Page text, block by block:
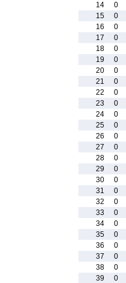
14
0
15
0
16
0
17
0
18
0
19
0
20
0
21
0
22
0
23
0
24
0
25
0
26
0
27
0
28
0
29
0
30
0
31
0
32
0
33
0
34
0
35
0
36
0
37
0
38
0
39
0